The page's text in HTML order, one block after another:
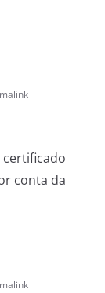
certificado
conta da